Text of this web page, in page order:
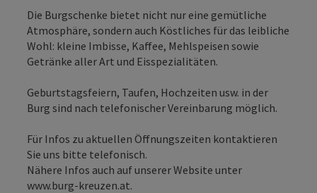
Die Burgschenke bietet nicht nur eine gemütliche
Atmosphäre, sondern auch Köstliches für das leibliche
Wohl: kleine Imbisse, Kaffee, Mehlspeisen sowie
Getränke aller Art und Eisspezialitäten.
Geburtstagsfeiern, Taufen, Hochzeiten usw. in der
Burg sind nach telefonischer Vereinbarung möglich.
Für Infos zu aktuellen Öffnungszeiten kontaktieren
Sie uns bitte telefonisch.
Nähere Infos auch auf unserer Website unter
www.burg-kreuzen.at.